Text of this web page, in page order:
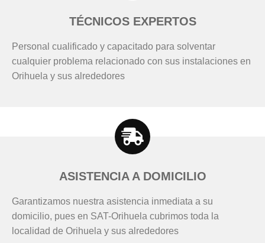
TÉCNICOS EXPERTOS
Personal cualificado y capacitado para solventar
cualquier problema relacionado con sus instalaciones en
Orihuela y sus alrededores
ASISTENCIA A DOMICILIO
Garantizamos nuestra asistencia inmediata a su
domicilio, pues en SAT-Orihuela cubrimos toda la
localidad de Orihuela y sus alrededores